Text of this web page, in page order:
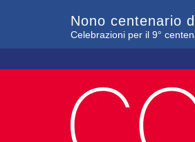
Nono centenario
Celebrazioni per il 9°